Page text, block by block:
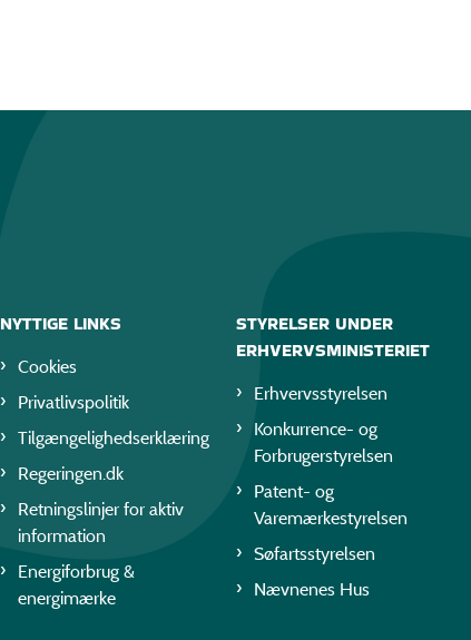
NYTTIGE LINKS
Cookies
Privatlivspolitik
Tilgængelighedserklæring
Regeringen.dk
Retningslinjer for aktiv
information
Energiforbrug &
energimærke
STYRELSER UNDER
ERHVERVSMINISTERIET
Erhvervsstyrelsen
Konkurrence- og
Forbrugerstyrelsen
Patent- og
Varemærkestyrelsen
Søfartsstyrelsen
Nævnenes Hus